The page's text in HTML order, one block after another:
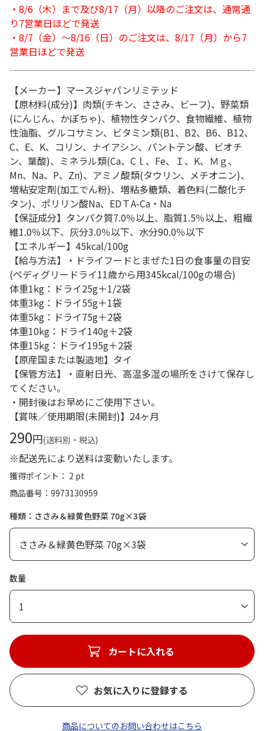
・8/6（木）まで及び8/17（月）以降のご注文は、通常通
り7営業日ほどで発送
・8/7（金）～8/16（日）のご注文は、8/17（月）から7
営業日ほどで発送
【メーカー】マースジャパンリミテッド
【原材料(成分)】肉類(チキン、ささみ、ビーフ)、野菜類
(にんじん、かぼちゃ)、植物性タンパク、食物繊維、植物
性油脂、グルコサミン、ビタミン類(B1、B2、B6、B12、
C、E、K、コリン、ナイアシン、パントテン酸、ビオチ
ン、葉酸)、ミネラル類(Ca、Cｌ、Fe、Ｉ、K、Ｍｇ、
Mn、Na、P、Zn)、アミノ酸類(タウリン、メチオニン)、
増粘安定剤(加工でん粉)、増粘多糖類、着色料(二酸化チ
タン)、ポリリン酸Na、EDＴA-Ca・Na
【保証成分】タンパク質7.0％以上、脂質1.5％以上、粗繊
維1.0％以下、灰分3.0％以下、水分90.0％以下
【エネルギー】45kcal/100g
【給与方法】・ドライフードとまぜた1日の食事量の目安
(ペディグリードライ11歳から用345kcal/100gの場合)
体重1kg：ドライ25g＋1/2袋
体重3kg：ドライ55g＋1袋
体重5kg：ドライ75g＋2袋
体重10kg：ドライ140g＋2袋
体重15kg：ドライ195g＋2袋
【原産国または製造地】タイ
【保管方法】・直射日光、高温多湿の場所をさけて保存し
てください。
・開封後はお早めにご使用下さい。
【賞味／使用期限(未開封)】24ヶ月
290円(送料別・税込)
※配送先により送料は変動いたします。
獲得ポイント： 2 pt
商品番号
9973130959
種類：ささみ＆緑黄色野菜 70g×3袋
数量
1
カートに入れる
お気に入りに登録する
商品についてのお問い合わせはこちら